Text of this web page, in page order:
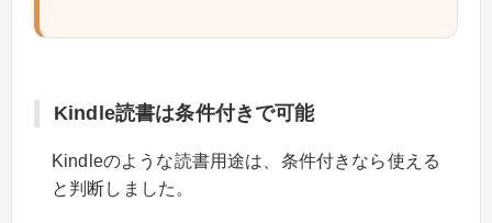
Kindle読書は条件付きで可能
Kindleのような読書用途は、条件付きなら使える
と判断しました。